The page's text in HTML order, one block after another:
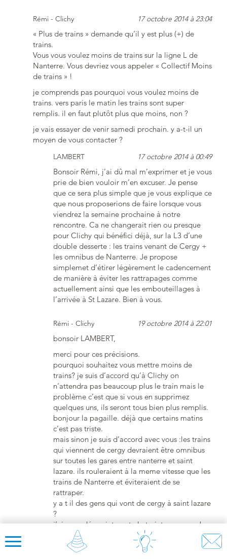
Rémi - Clichy 17 octobre 2014 à 23:04
« Plus de trains » demande qu’il y est plus (+) de
trains.
Vous vous voulez moins de trains sur la ligne L de
Nanterre. Vous devriez vous appeler « Collectif Moins
de trains » !
je comprends pas pourquoi vous voulez moins de
trains. vers paris le matin les trains sont super
remplis. il en faut plutôt plus que moins, non ?
je vais essayer de venir samedi prochain. y a-t-il un
moyen de vous contacter ?
LAMBERT 17 octobre 2014 à 00:49
Bonsoir Rémi, j’ai dû mal m’exprimer et je vous
prie de bien vouloir m’en excuser. Je pense
que ce sera plus simple que je vous explique ce
que nous proposerions de faire lorsque vous
viendrez la semaine prochaine à notre
rencontre. Ca ne changerait rien ou presque
pour Clichy qui bénéfici déjà, sur la L3 d’une
double desserte : les trains venant de Cergy +
les omnibus de Nanterre. Je propose
simplemet d’étirer légèrement le cadencement
de manière à éviter les rattrapages comme
actuellement ainsi que les embouteillages à
l’arrivée à St Lazare. Bien à vous.
Rémi - Clichy 19 octobre 2014 à 22:01
bonsoir LAMBERT,
merci pour ces précisions.
pourquoi souhaitez vous mettre moins de
trains? je suis d’accord qu’à Clichy on
n’attendra pas beaucoup plus le train mais le
problème c’est que si vous en supprimez
quelques uns, ils seront tous bien plus remplis.
bonjour la pagaille. déjà que certains matins
c’est pas triste.
mais sinon je suis d’accord avec vous :les trains
qui viennent de cergy devraient être omnibus
sur toutes les gares entre nanterre et saint
lazare. ils rouleraient à la meme vitesse que les
trains de Nanterre et éviteraient de se
rattraper.
y a t il des gens qui vont de cergy à saint lazare
?
j’ai regardé sur internet : le trajet cergy – auber
en RER A est 8 minutes plus court, alors que la
gare d’Auber est à 5 minutes de St Lazare à